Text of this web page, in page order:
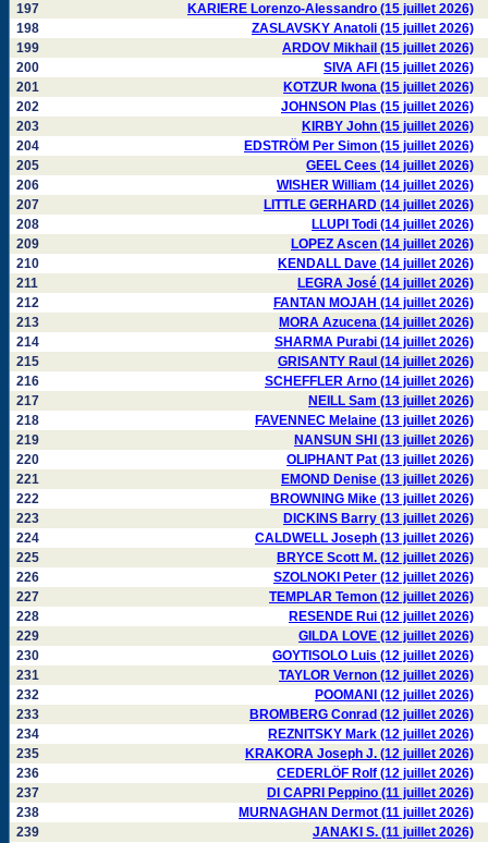
197
KARIERE Lorenzo-Alessandro (15 juillet 2026)
198
ZASLAVSKY Anatoli (15 juillet 2026)
199
ARDOV Mikhail (15 juillet 2026)
200
SIVA AFI (15 juillet 2026)
201
KOTZUR Iwona (15 juillet 2026)
202
JOHNSON Plas (15 juillet 2026)
203
KIRBY John (15 juillet 2026)
204
EDSTRÖM Per Simon (15 juillet 2026)
205
GEEL Cees (14 juillet 2026)
206
WISHER William (14 juillet 2026)
207
LITTLE GERHARD (14 juillet 2026)
208
LLUPI Todi (14 juillet 2026)
209
LOPEZ Ascen (14 juillet 2026)
210
KENDALL Dave (14 juillet 2026)
211
LEGRA José (14 juillet 2026)
212
FANTAN MOJAH (14 juillet 2026)
213
MORA Azucena (14 juillet 2026)
214
SHARMA Purabi (14 juillet 2026)
215
GRISANTY Raul (14 juillet 2026)
216
SCHEFFLER Arno (14 juillet 2026)
217
NEILL Sam (13 juillet 2026)
218
FAVENNEC Melaine (13 juillet 2026)
219
NANSUN SHI (13 juillet 2026)
220
OLIPHANT Pat (13 juillet 2026)
221
EMOND Denise (13 juillet 2026)
222
BROWNING Mike (13 juillet 2026)
223
DICKINS Barry (13 juillet 2026)
224
CALDWELL Joseph (13 juillet 2026)
225
BRYCE Scott M. (12 juillet 2026)
226
SZOLNOKI Peter (12 juillet 2026)
227
TEMPLAR Temon (12 juillet 2026)
228
RESENDE Rui (12 juillet 2026)
229
GILDA LOVE (12 juillet 2026)
230
GOYTISOLO Luis (12 juillet 2026)
231
TAYLOR Vernon (12 juillet 2026)
232
POOMANI (12 juillet 2026)
233
BROMBERG Conrad (12 juillet 2026)
234
REZNITSKY Mark (12 juillet 2026)
235
KRAKORA Joseph J. (12 juillet 2026)
236
CEDERLÖF Rolf (12 juillet 2026)
237
DI CAPRI Peppino (11 juillet 2026)
238
MURNAGHAN Dermot (11 juillet 2026)
239
JANAKI S. (11 juillet 2026)